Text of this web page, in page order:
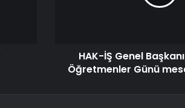
HAK-İŞ Genel
Öğretmenler Günü